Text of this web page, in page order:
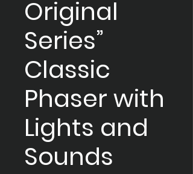
Original
Series”
Classic
Phaser with
Lights and
Sounds